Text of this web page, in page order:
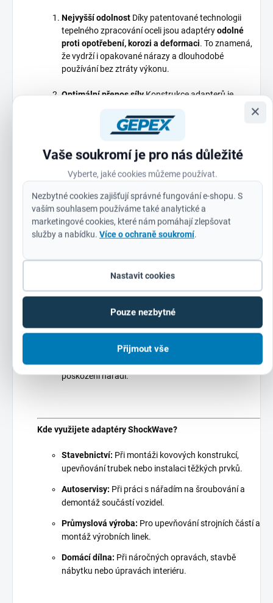
Vaše soukromí je pro nás důležité
Vyberte, jaké cookies můžeme používat.
Nezbytné cookies zajišťují správné fungování e-shopu. S
vaším souhlasem používáme také analytické a
marketingové cookies, které nám pomáhají zlepšovat
služby a nabídku. Více o ochraně soukromí.
Nastavit cookies
Pouze nezbytné
Přijmout vše
×
Nejvyšší odolnost Díky patentované technologii
tepelného zpracování oceli jsou adaptéryodolné
proti opotřebení, korozi a deformaci. To znamená,
že vydrží i opakované nárazy a dlouhodobé
používání bez ztráty výkonu.
Optimální přenos síly Konstrukce adapterů je
při
přenosu síly z nářadí na upevňovací prvek.
Výsledkem jerychlejší a efektivnější práce
Univerzální použitíSada pokrývá tři nejčastěji
reagovatna různé typy prací – od montáže těžkých
konstrukcí až po jemné úpravy v dílně.
Dlouhá životnostInvestice do adapterů
minimálních nákladů na údržbu. Nemusíte se obávat
časté výměny nářadí, protože tyto adaptéry jsou
Kompatibilita s profesionálním nářadím
preciznímu zpracování zajišťují
spojení, které eliminuje riziko prokluzování nebo
poškození nářadí.
Kde využijete adaptéry ShockWave?
Stavebnictví: Při montáži kovových konstrukcí,
upevňování trubek nebo instalaci těžkých prvků.
Autoservisy: Při práci s nářadím na šroubování a
demontáž součástí vozidel.
Průmyslová výroba: Pro upevňování strojních částí a
montáž výrobních linek.
Domácí dílna: Při náročných opravách, stavbě
nábytku nebo úpravách interiéru.